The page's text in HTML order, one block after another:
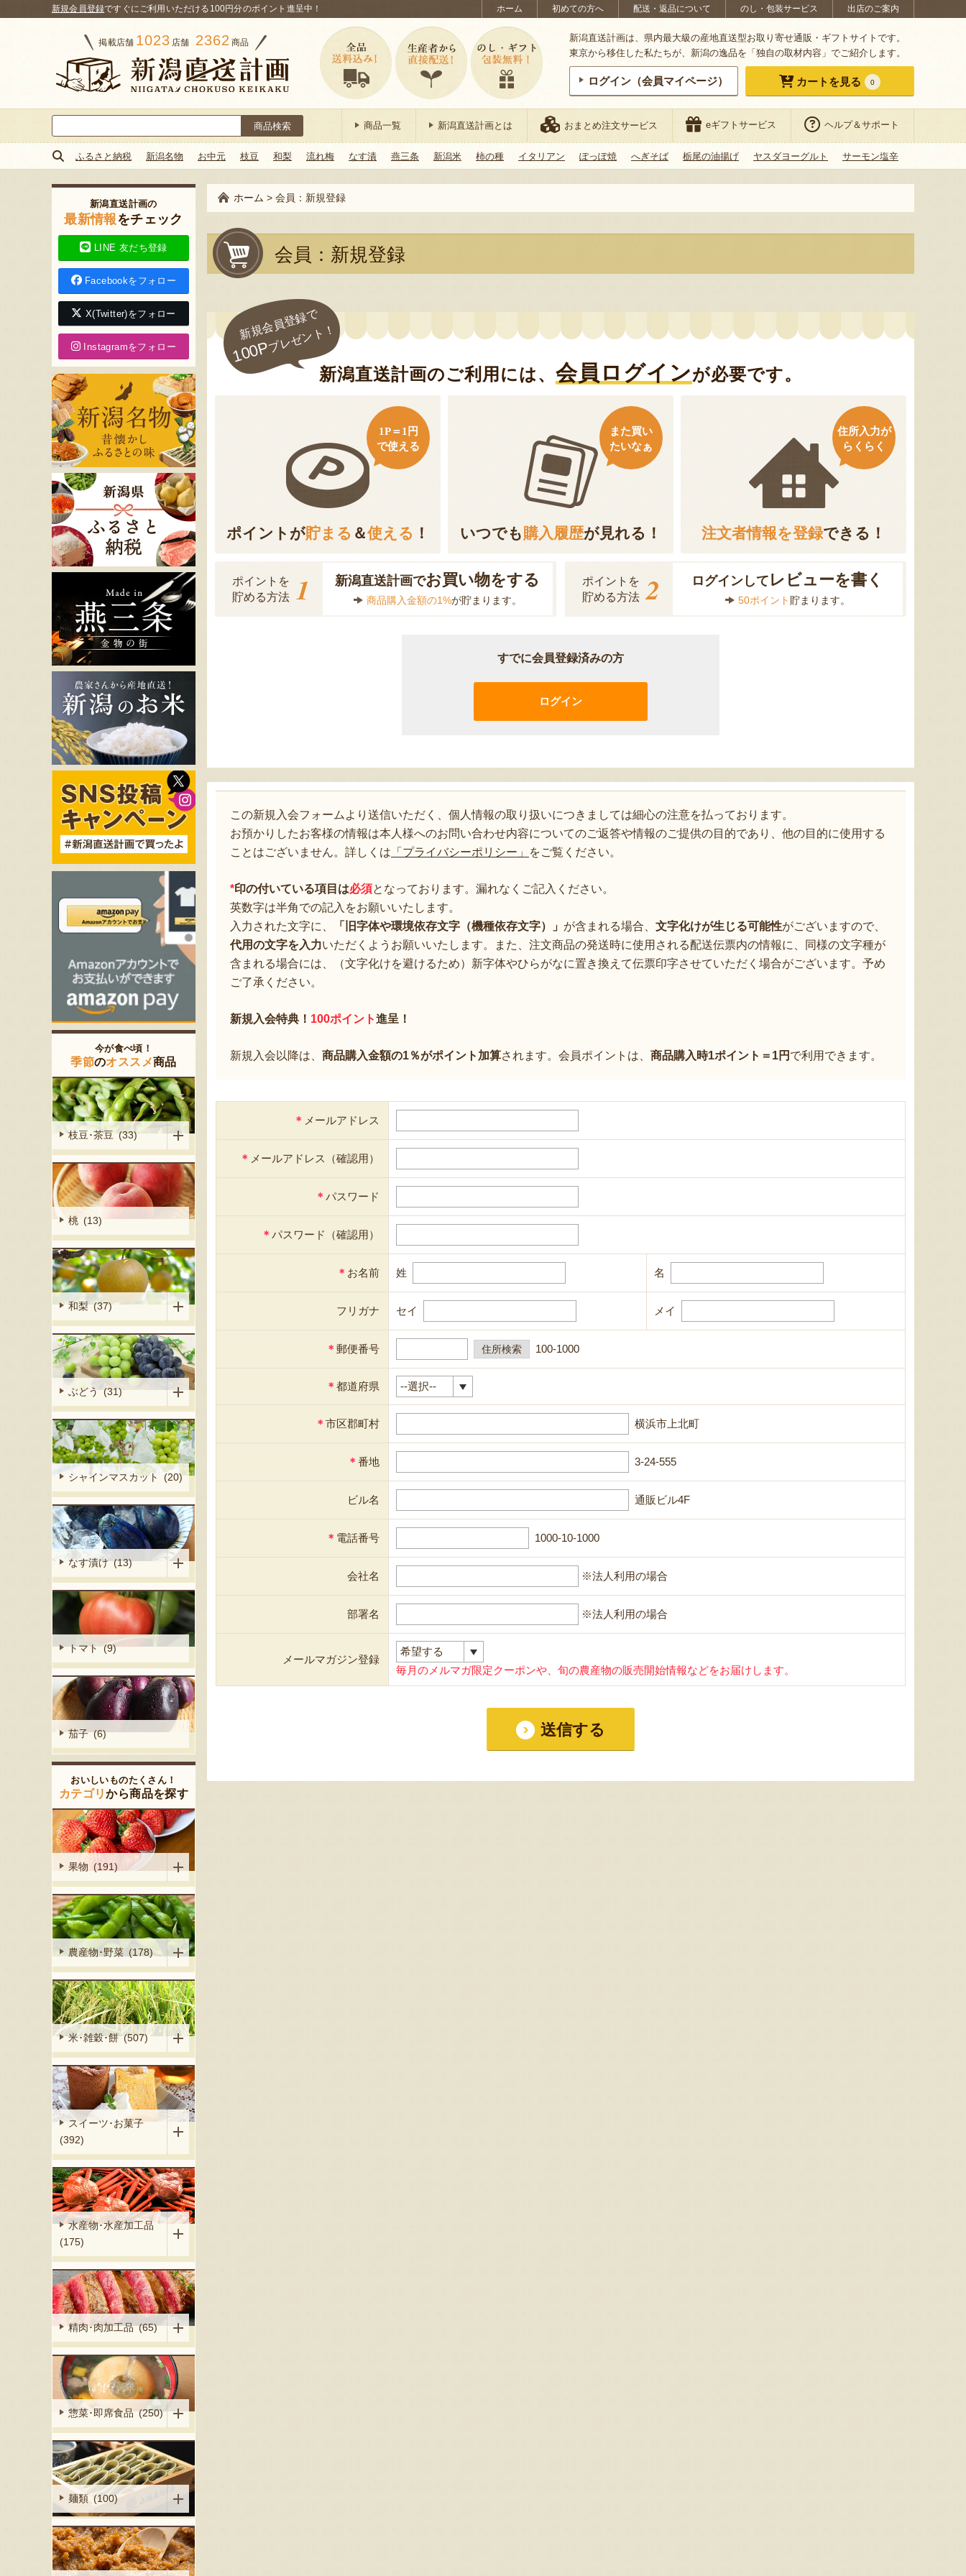
ホーム 初めての方へ 配送・返品について のし・包装サービス 出店のご案内
新規会員登録ですぐにご利用いただける100円分のポイント進呈中！
掲載店舗 1023 店舗 2362 商品
新潟直送計画は、県内最大級の産地直送型お取り寄せ通販・ギフトサイトです。
東京から移住した私たちが、新潟の逸品を「独自の取材内容」でご紹介します。
ログイン（会員マイページ） カートを見る 0
索:
商品一覧 新潟直送計画とは おまとめ注文サービス eギフトサービス ヘルプ＆サポート
ふるさと納税 新潟名物 お中元 枝豆 和梨 流れ梅 なす漬 燕三条 新潟米 柿の種 イタリアン ぽっぽ焼 へぎそば 栃尾の油揚げ ヤスダヨーグルト サーモン塩辛
ホーム > 会員：新規登録
会員：新規登録
新規会員登録で
100Pプレゼント！
新潟直送計画のご利用には、 会員ログインが必要です。
ポイントが貯まる ＆使える ！
1P＝1円
で使える
いつでも購入履歴が見れる！
また買い
たいなぁ
注文者情報を登録できる！
住所入力が
らくらく
ポイントを
貯める方法 1 新潟直送計画でお買い物をする
商品購入金額の1%が貯まります。
ポイントを
貯める方法 2 ログインして レビューを書く
50ポイント 貯まります。
すでに会員登録済みの方
ログイン
この新規入会フォームより送信いただく、個人情報の取り扱いにつきましては細心の注意を払っております。
お預かりしたお客様の情報は本人様へのお問い合わせ内容についてのご返答や情報のご提供の目的であり、他の目的に使用する
ことはございません。詳しくは 「プライバシーポリシー」 をご覧ください。
*印の付いている項目は必須となっております。漏れなくご記入ください。
英数字は半角での記入をお願いいたします。
入力された文字に、
「旧字体や環境依存文字（機種依存文字）」 が含まれる場合、 文字化けが生じる可能性がございますので、
代用の文字を入力いただくようお願いいたします。また、注文商品の発送時に使用される配送伝票内の情報に、同様の文字種が
含まれる場合には、（文字化けを避けるため）新字体やひらがなに置き換えて伝票印字させていただく場合がございます。予め
ご了承ください。
新規入会特典！ 100ポイント進呈！
新規入会以降は、 商品購入金額の1％がポイント加算されます。会員ポイントは、 商品購入時1ポイント＝1円 で利用できます。
＊ メールアドレス
＊ メールアドレス（確認用）
＊ パスワード
＊ パスワード（確認用）
＊ お名前 姓 名
フリガナ セイ メイ
＊ 郵便番号 100-1000
＊ 都道府県
＊ 市区郡町村 横浜市上北町
＊ 番地 3-24-555
ビル名 通販ビル4F
＊ 電話番号 1000-10-1000
会社名 ※法人利用の場合
部署名 ※法人利用の場合
メールマガジン登録
毎月のメルマガ限定クーポンや、旬の農産物の販売開始情報などをお届けします。
新潟直送計画の
最新情報をチェック
LINE 友だち登録
Facebookをフォロー
X(Twitter)をフォロー
Instagramをフォロー
今が食べ頃！
季節のオススメ商品
枝豆･茶豆 (33)
桃 (13)
和梨 (37)
ぶどう (31)
シャインマスカット (20)
なす漬け (13)
トマト (9)
茄子 (6)
おいしいものたくさん！
カテゴリから商品を探す
果物 (191)
農産物･野菜 (178)
米･雑穀･餅 (507)
スイーツ･お菓子
(392)
水産物･水産加工品
(175)
精肉･肉加工品 (65)
惣菜･即席食品 (250)
麺類 (100)